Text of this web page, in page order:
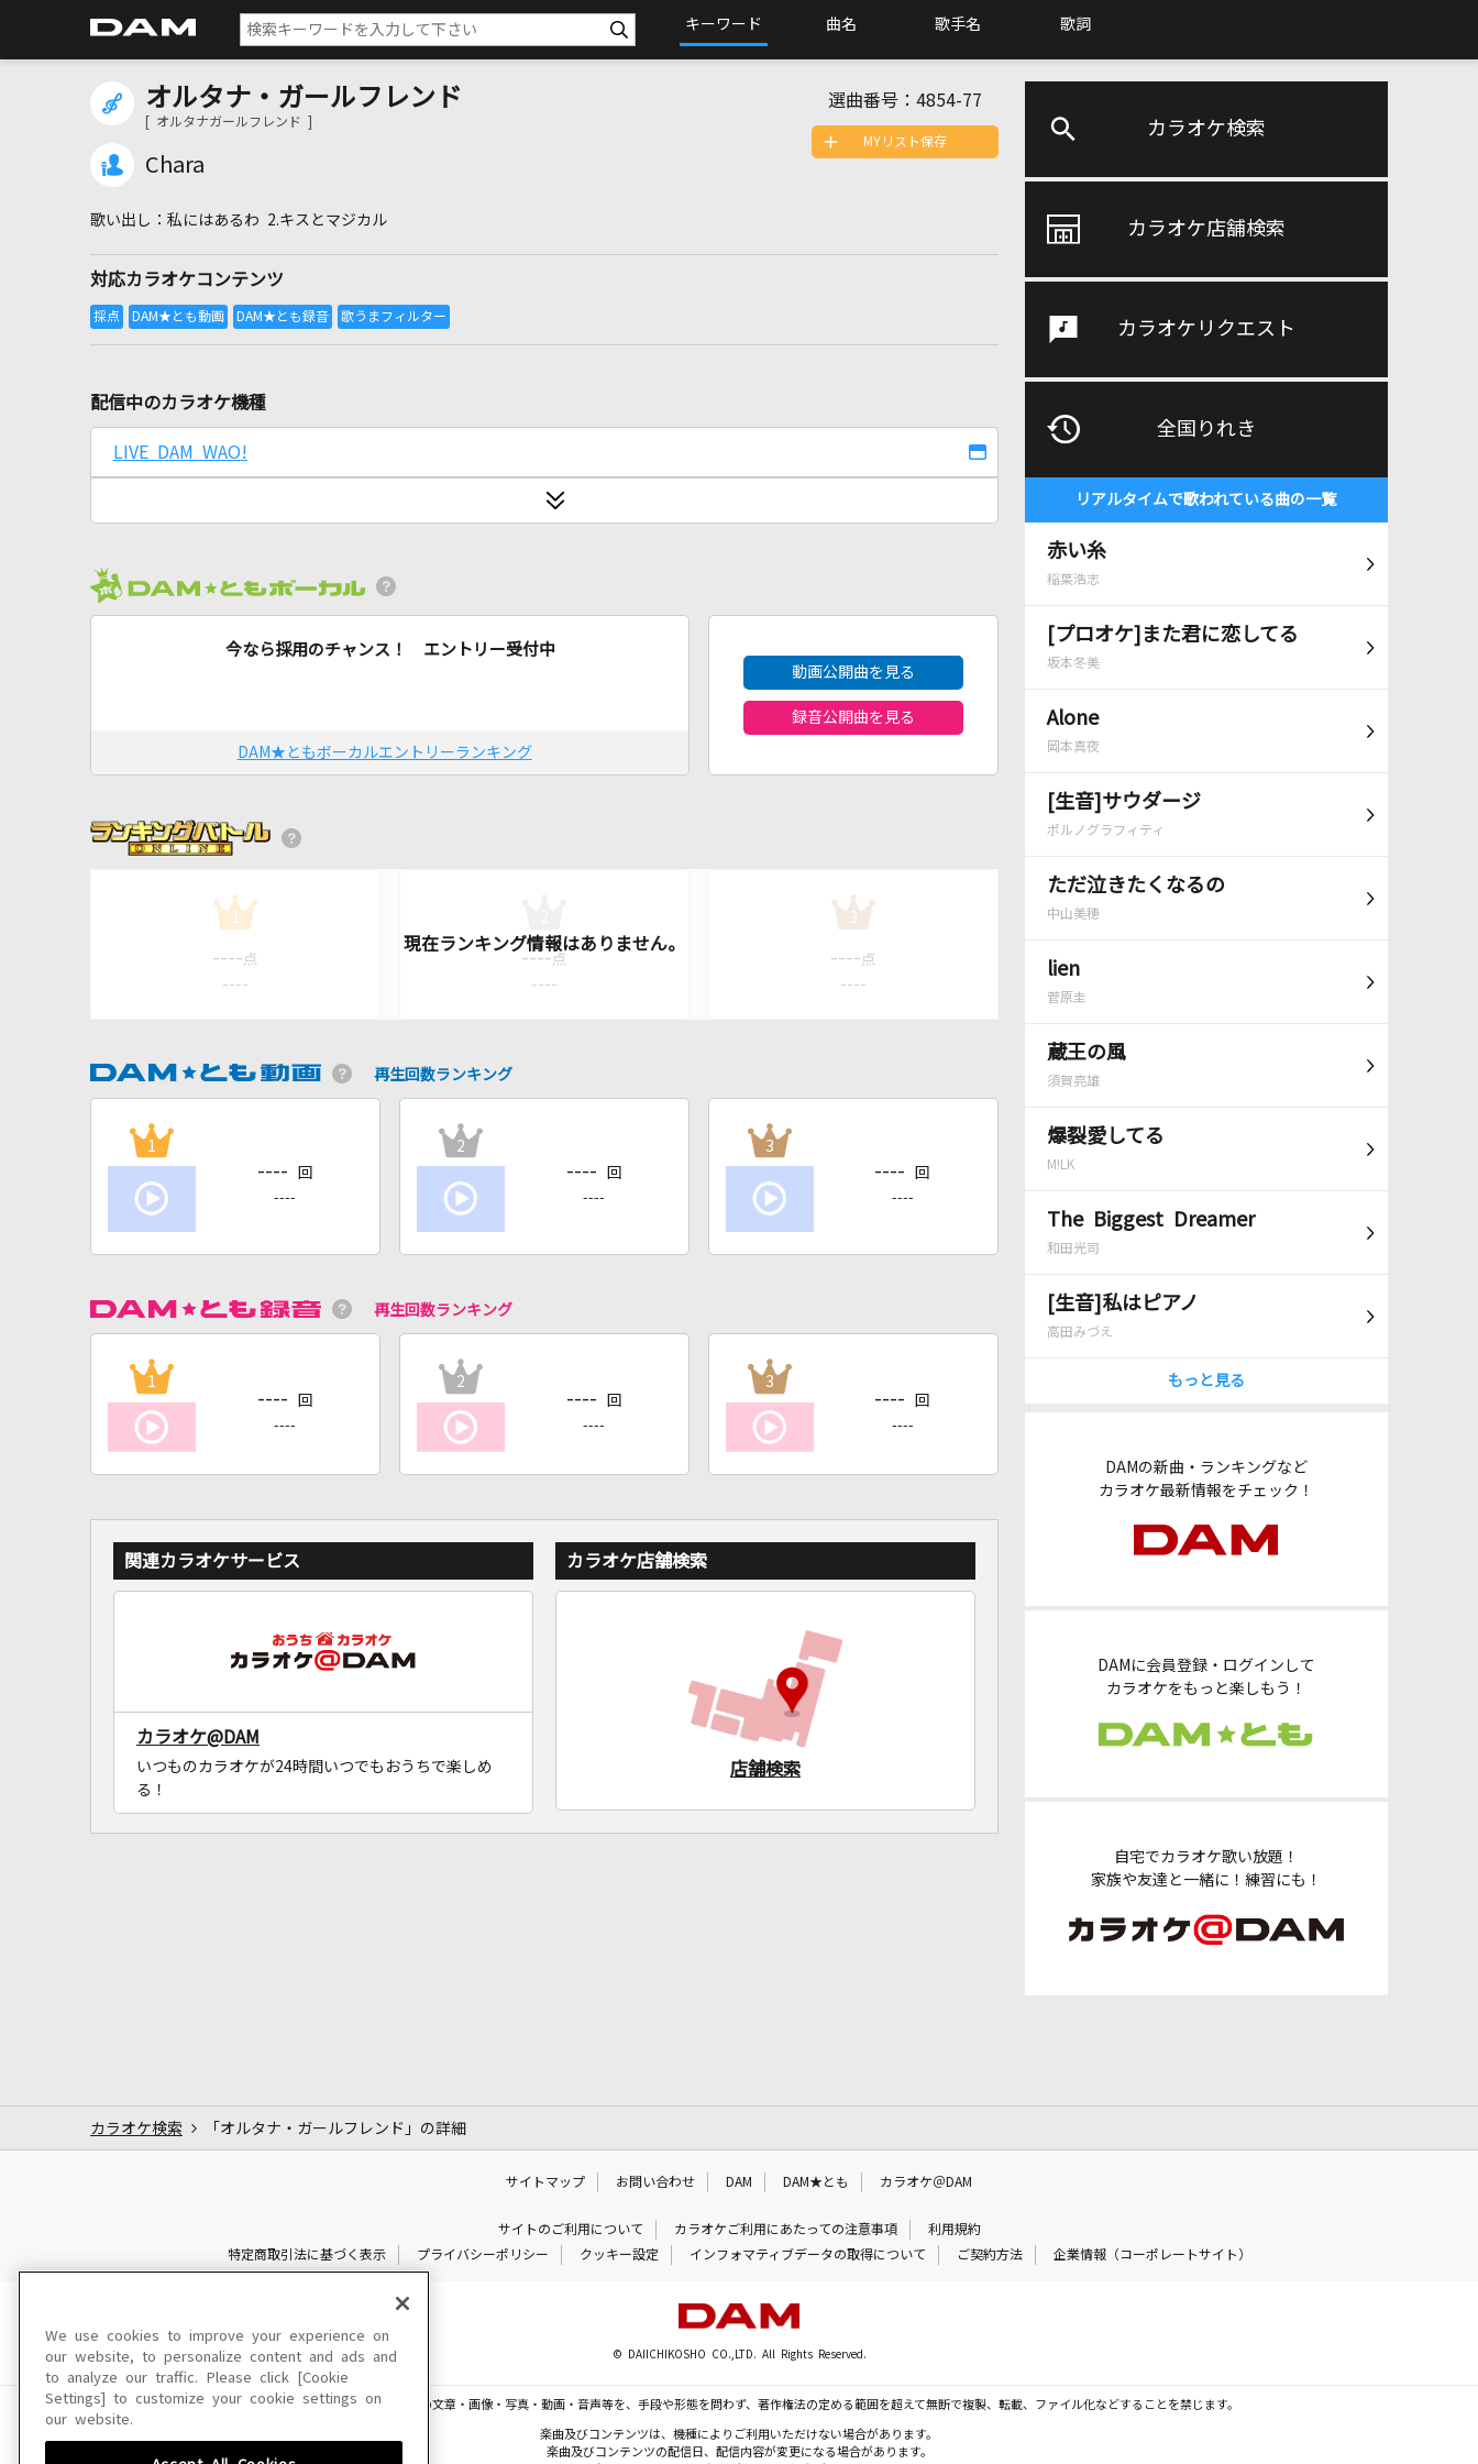
キーワード 曲名 歌手名 歌詞
カラオケ検索
カラオケ店舗検索
カラオケリクエスト
全国りれき
リアルタイムで歌われている曲の一覧
赤い糸
稲葉浩志
[プロオケ]また君に恋してる
坂本冬美
Alone
岡本真夜
[生音]サウダージ
ポルノグラフィティ
ただ泣きたくなるの
中山美穂
lien
菅原圭
蔵王の風
須賀亮雄
爆裂愛してる
M!LK
The Biggest Dreamer
和田光司
[生音]私はピアノ
高田みづえ
もっと見る
DAMの新曲・ランキングなど
カラオケ最新情報をチェック！
DAMに会員登録・ログインして
カラオケをもっと楽しもう！
自宅でカラオケ歌い放題！
家族や友達と一緒に！練習にも！
オルタナ・ガールフレンド
[ オルタナガールフレンド ]
Chara
選曲番号： 4854-77
私にはあるわ 2.キスとマジカル
対応カラオケコンテンツ
MYリスト保存
配信中のカラオケ機種
LIVE DAM WAO!
今なら採用のチャンス！ エントリー受付中
DAM★ともボーカルエントリーランキング
動画公開曲を見る
録音公開曲を見る
1
---- 点
----
---- 点
----
3
---- 点
----
再生回数ランキング
1
---- 回
----
2
---- 回
----
3
---- 回
----
再生回数ランキング
1
---- 回
----
2
---- 回
----
3
---- 回
----
関連カラオケサービス
カラオケ@DAM
いつものカラオケが24時間いつでもおうちで楽しめ
る！
カラオケ店舗検索
店舗検索
カラオケ検索 「オルタナ・ガールフレンド」の詳細
サイトマップ お問い合わせ DAM DAM★とも カラオケ＠DAM
サイトのご利用について カラオケご利用にあたっての注意事項
利用規約
特定商取引法に基づく表示
プライバシーポリシー クッキー設定 インフォマティブデータの取得について ご契約方法 企業情報（コーポレートサイト）
© DAIICHIKOSHO CO.,LTD. All Rights Reserved.
このサイトに掲載されている一切の文章・画像・写真・動画・音声等を、手段や形態を問わず、著作権法の定める範囲を超えて無断で複製、転載、ファイル化などすることを禁じます。
楽曲及びコンテンツは、機種によりご利用いただけない場合があります。
楽曲及びコンテンツの配信日、配信内容が変更になる場合があります。
We use cookies to improve your experience on
our website, to personalize content and ads and
to analyze our traffic. Please click [Cookie
Settings] to customize your cookie settings on
our website.